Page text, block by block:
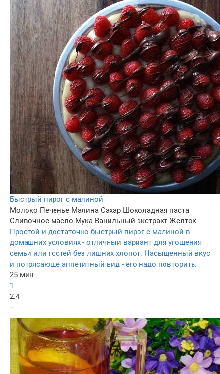
Быстрый пирог с малиной
Молоко Печенье Малина Сахар Шоколадная паста
Сливочное масло Мука Ванильный экстракт Желток
Простой и достаточно быстрый пирог с малиной в
домашних условиях - отличный вариант для угощения
семьи или гостей без лишних хлопот. Насыщенный вкус
и потрясающе аппетитный вид - его надо повторить.
25 мин
1
2.4
–